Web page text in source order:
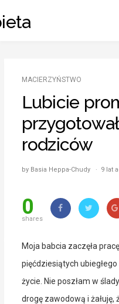
to
MACIERZYŃSTWO
Lubicie
rodziców
by Basia Heppa-Chudy · 9 lat
0
shares
Moja babcia zaczęła
pięćdziesiątych
życie. Nie poszłam w
drogę zawodową i